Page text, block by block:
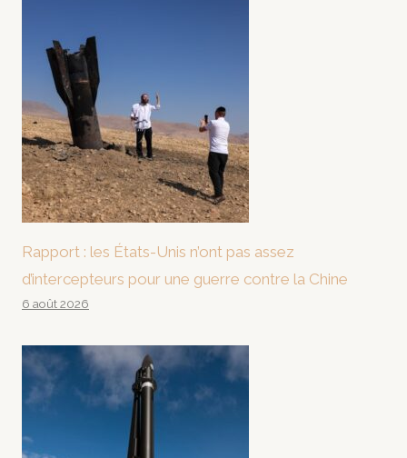
Rapport : les États-Unis n’ont pas assez
d’intercepteurs pour une guerre contre la Chine
6 août 2026